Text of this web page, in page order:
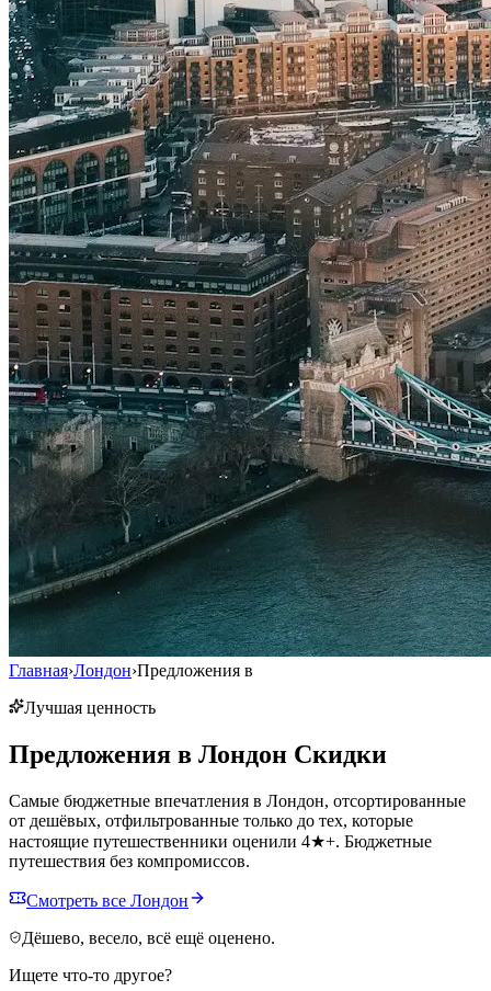
Главная›Лондон›Предложения в
Лучшая ценность
Предложения в Лондон Скидки
Самые бюджетные впечатления в Лондон, отсортированные
от дешёвых, отфильтрованные только до тех, которые
настоящие путешественники оценили 4★+. Бюджетные
путешествия без компромиссов.
Смотреть все Лондон
Дёшево, весело, всё ещё оценено.
Ищете что-то другое?